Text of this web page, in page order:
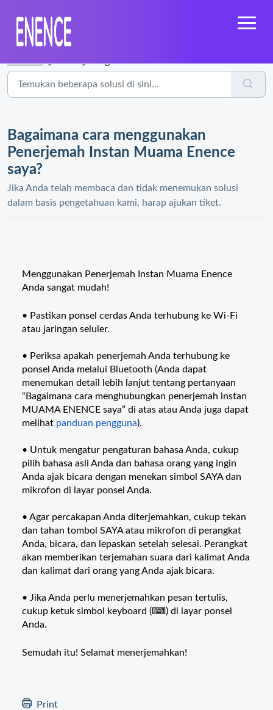
Bagaimana cara menggunakan
Penerjemah Instan Muama Enence
saya?
Jika Anda telah membaca dan tidak menemukan solusi
dalam basis pengetahuan kami, harap ajukan tiket.
Menggunakan Penerjemah Instan Muama Enence
Anda sangat mudah!
• Pastikan ponsel cerdas Anda terhubung ke Wi-Fi
atau jaringan seluler.
• Periksa apakah penerjemah Anda terhubung ke
ponsel Anda melalui Bluetooth (Anda dapat
menemukan detail lebih lanjut tentang pertanyaan
“Bagaimana cara menghubungkan penerjemah instan
MUAMA ENENCE saya” di atas atau Anda juga dapat
melihat panduan pengguna).
• Untuk mengatur pengaturan bahasa Anda, cukup
pilih bahasa asli Anda dan bahasa orang yang ingin
Anda ajak bicara dengan menekan simbol SAYA dan
mikrofon di layar ponsel Anda.
• Agar percakapan Anda diterjemahkan, cukup tekan
dan tahan tombol SAYA atau mikrofon di perangkat
Anda, bicara, dan lepaskan setelah selesai. Perangkat
akan memberikan terjemahan suara dari kalimat Anda
dan kalimat dari orang yang Anda ajak bicara.
• Jika Anda perlu menerjemahkan pesan tertulis,
cukup ketuk simbol keyboard (⌨) di layar ponsel
Anda.
Semudah itu! Selamat menerjemahkan!
Print